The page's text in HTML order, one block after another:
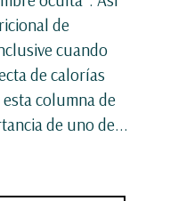
de
cuando
de calorías
columna de
de uno de...